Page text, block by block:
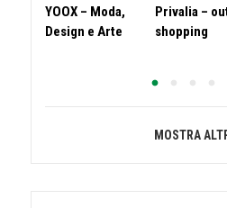
YOOX – Moda,
Design e Arte
Privalia –
shopping
MOSTRA